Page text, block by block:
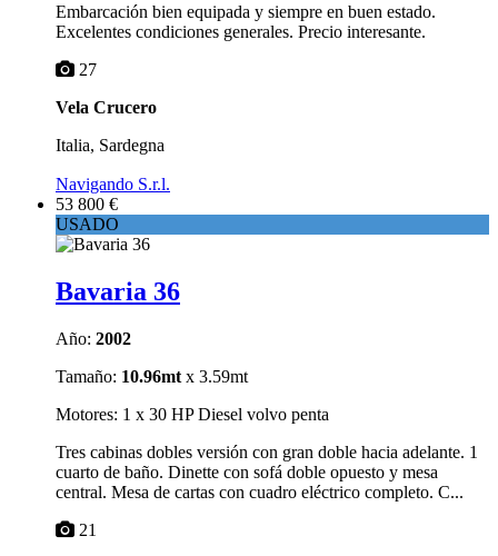
Embarcación bien equipada y siempre en buen estado.
Excelentes condiciones generales. Precio interesante.
27
Vela Crucero
Italia, Sardegna
Navigando S.r.l.
53 800 €
USADO
Bavaria 36
Año: 2002
Tamaño: 10.96mt x 3.59mt
Motores: 1 x 30 HP Diesel volvo penta
Tres cabinas dobles versión con gran doble hacia adelante. 1
cuarto de baño. Dinette con sofá doble opuesto y mesa
central. Mesa de cartas con cuadro eléctrico completo. C...
21